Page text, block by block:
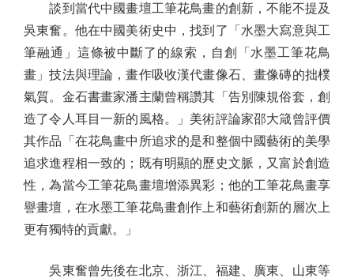
談到當代中國畫壇工筆花鳥畫的創新，不能不提及
吳東奮。他在中國美術史中，找到了「水墨大寫意與工
筆融通」這條被中斷了的線索，自創「水墨工筆花鳥
畫」技法與理論，畫作吸收漢代畫像石、畫像磚的拙樸
氣質。金石書畫家潘主蘭曾稱讚其「告別陳規俗套，創
造了令人耳目一新的風格。」美術評論家邵大箴曾評價
其作品「在花鳥畫中所追求的是和整個中國藝術的美學
追求進程相一致的；既有明顯的歷史文脈，又富於創造
性，為當今工筆花鳥畫壇增添異彩；他的工筆花鳥畫享
譽畫壇，在水墨工筆花鳥畫創作上和藝術創新的層次上
更有獨特的貢獻。」
吳東奮曾先後在北京、浙江、福建、廣東、山東等